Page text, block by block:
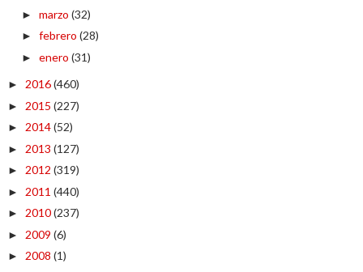
► marzo (32)
► febrero (28)
► enero (31)
► 2016(460)
► 2015 (227)
► 2014(52)
► 2013 (127)
► 2012 (319)
► 2011 (440)
► 2010(237)
► 2009 (6)
► 2008 (1)